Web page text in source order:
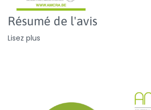
Résumé de l'avis
Lisez plus